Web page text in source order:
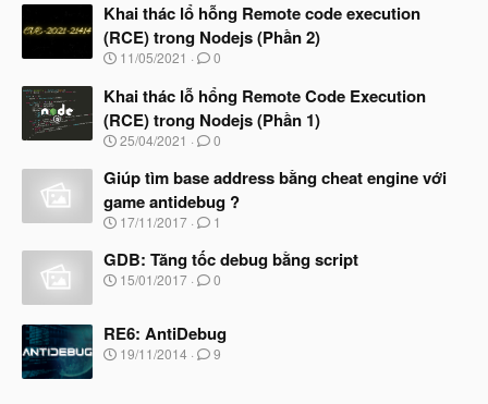
Khai thác lổ hỗng Remote code execution
(RCE) trong Nodejs (Phần 2)
N
à
y
b
ắ
đ
ầ
u
11/05/2021 0
Khai thác lỗ hổng Remote Code Execution
(RCE) trong Nodejs (Phần 1)
N
à
b
ắ
đ
ầ
25/04/2021 0
Giúp tìm base address bằng cheat engine với
game antidebug ?
N
à
y
b
t
đ
ầ
17/11/2017 1
GDB: Tăng tốc debug bằng script
N
y
b
ắ
15/01/2017 0
RE6: AntiDebug
N
19/11/2014 9